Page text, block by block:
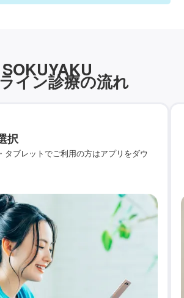
SOKUYAKU
イン診療の流れ
択
タブレットでご利用の方はアプリをダウ